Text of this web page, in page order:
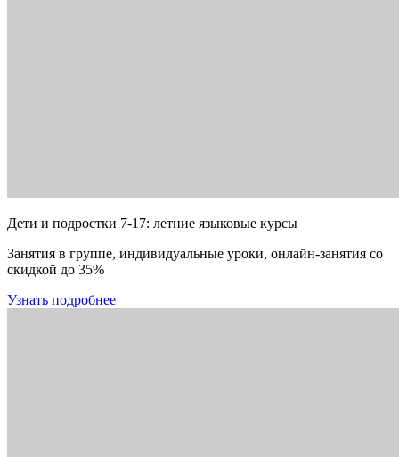
Дети и подростки 7-17: летние языковые курсы
Занятия в группе, индивидуальные уроки, онлайн-занятия со
скидкой до 35%
Узнать подробнее